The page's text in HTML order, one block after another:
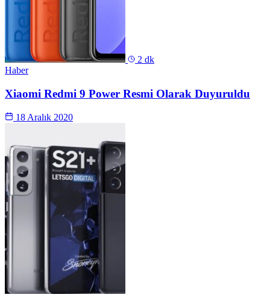
2 dk
Haber
Xiaomi Redmi 9 Power Resmi Olarak Duyuruldu
18 Aralık 2020